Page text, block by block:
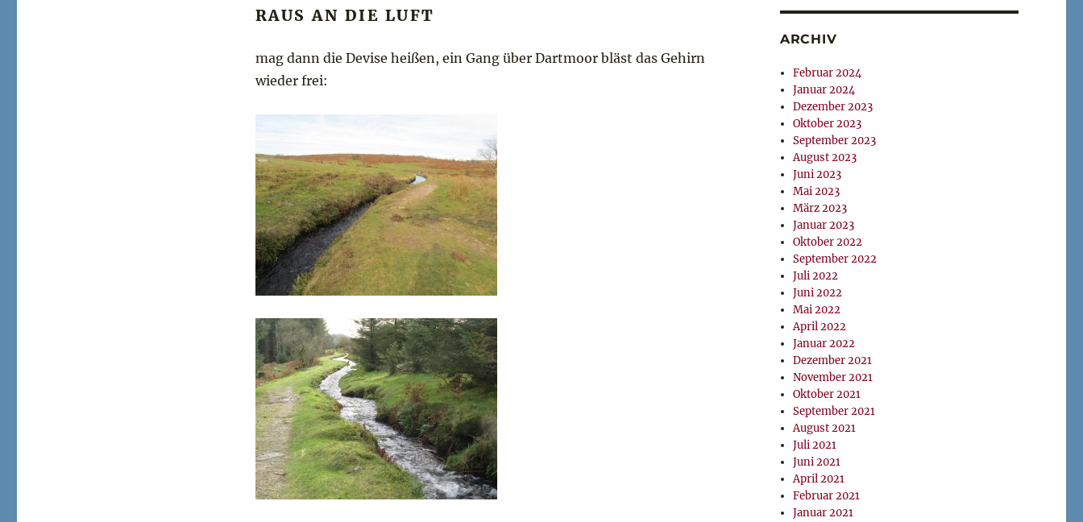
RAUS AN DIE LUFT
mag dann die Devise heißen, ein Gang über Dartmoor bläst das Gehirn
wieder frei:
ARCHIV
Februar 2024
Januar 2024
Dezember 2023
Oktober 2023
September 2023
August 2023
Juni 2023
Mai 2023
März 2023
Januar 2023
Oktober 2022
September 2022
Juli 2022
Juni 2022
Mai 2022
April 2022
Januar 2022
Dezember 2021
November 2021
Oktober 2021
September 2021
August 2021
Juli 2021
Juni 2021
April 2021
Februar 2021
Januar 2021